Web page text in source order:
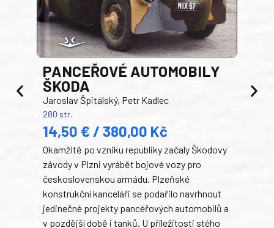
PANCEŘOVÉ AUTOMOBILY
ŠKODA
Jaroslav Špitálský, Petr Kadlec
280 str.
14,50 € / 380,00 Kč
Okamžitě po vzniku republiky začaly Škodovy
závody v Plzni vyrábět bojové vozy pro
československou armádu. Plzeňské
konstrukční kanceláři se podařilo navrhnout
jedinečné projekty pancéřových automobilů a
v pozdější době i tanků. U příležitosti stého